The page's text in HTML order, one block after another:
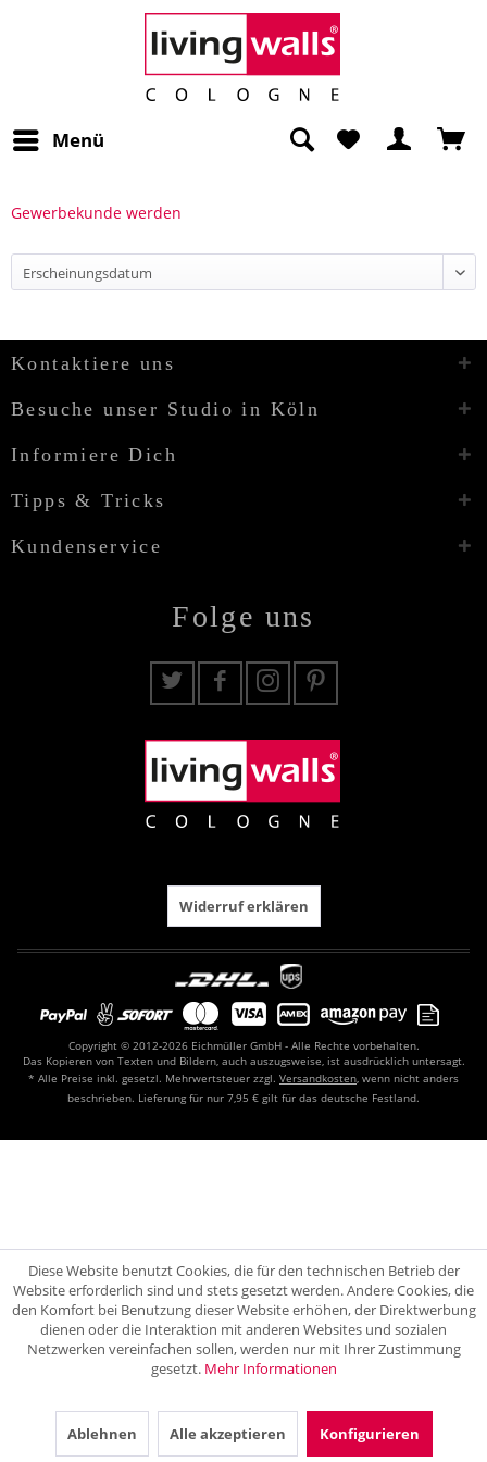
Menü
Gewerbekunde werden
Kontaktiere uns
Besuche unser Studio in Köln
Informiere Dich
Tipps & Tricks
Kundenservice
Folge uns
Widerruf erklären
Copyright © 2012-2026 Eichmüller GmbH - Alle Rechte vorbehalten.
Das Kopieren von Texten und Bildern, auch auszugsweise, ist ausdrücklich untersagt.
* Alle Preise inkl. gesetzl. Mehrwertsteuer zzgl. Versandkosten, wenn nicht anders
beschrieben. Lieferung für nur 7,95 € gilt für das deutsche Festland.
Diese Website benutzt Cookies, die für den technischen Betrieb der
Website erforderlich sind und stets gesetzt werden. Andere Cookies, die
den Komfort bei Benutzung dieser Website erhöhen, der Direktwerbung
dienen oder die Interaktion mit anderen Websites und sozialen
Netzwerken vereinfachen sollen, werden nur mit Ihrer Zustimmung
gesetzt. Mehr Informationen
Ablehnen Alle akzeptieren Konfigurieren